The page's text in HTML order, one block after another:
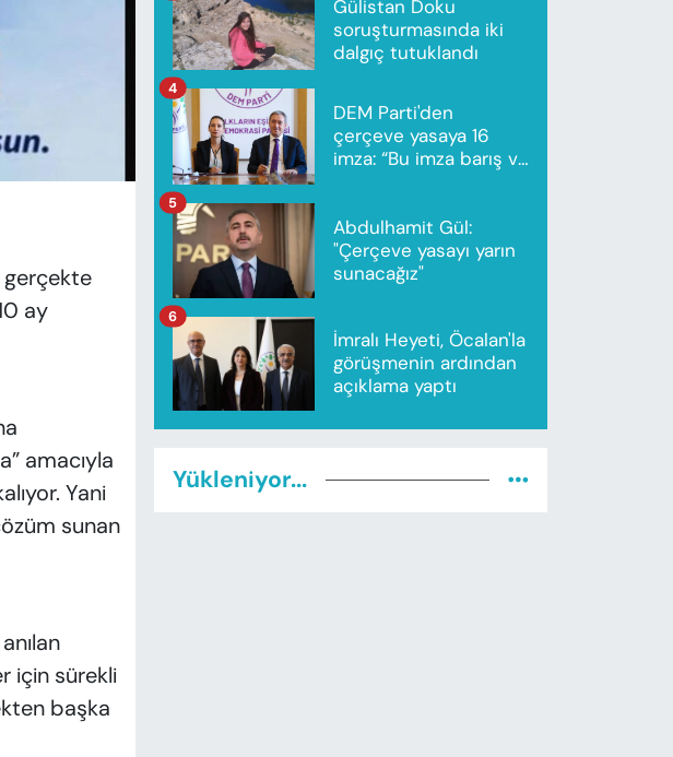
gerçekte
ay
amacıyla
Yani
sunan
için sürekli
başka
Gülistan Doku
soruşturmasında iki
dalgıç tutuklandı
DEM Parti'den
çerçeve yasaya 16
imza: “Bu imza barış ve
4
Abdulhamit Gül:
"Çerçeve yasayı yarın
sunacağız"
5
İmralı Heyeti, Öcalan'la
görüşmenin ardından
açıklama yaptı
6
Yükleniyor...